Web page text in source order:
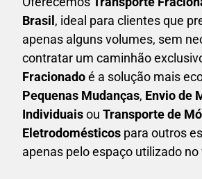
Brasil, ideal para clientes que
apenas alguns volumes, sem
contratar um caminhão
Fracionadoé a solução mais
Pequenas Mudanças, Envio de
Individuaisou Transporte de
Eletrodomésticos para outros
apenas pelo espaço utilizado no